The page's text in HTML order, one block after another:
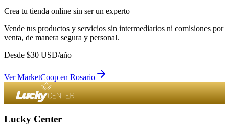
Crea tu tienda online sin ser un experto
Vende tus productos y servicios sin intermediarios ni comisiones por
venta, de manera segura y personal.
Desde $30 USD/año
VerMarketCoop en Rosario
Lucky Center